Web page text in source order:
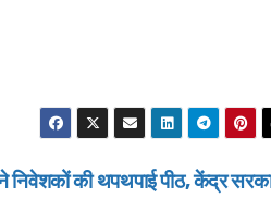
निवेशकों की थपथपाई पीठ, केंद्र